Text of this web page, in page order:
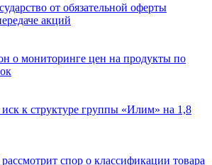
от обязательной оферты
акций
о мониторинге цен на продукты по
к структуре группы «Илим» на 1,8
спор о классификации товара